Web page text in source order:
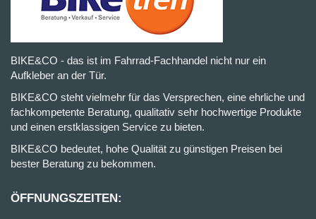
BIKE&CO - das ist im Fahrrad-Fachhandel nicht nur ein
Aufkleber an der Tür.
BIKE&CO steht vielmehr für das Versprechen, eine ehrliche und
fachkompetente Beratung, qualitativ sehr hochwertige Produkte
und einen erstklassigen Service zu bieten.
BIKE&CO bedeutet, hohe Qualität zu günstigen Preisen bei
bester Beratung zu bekommen.
ÖFFNUNGSZEITEN: